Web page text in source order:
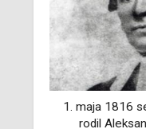
16. oktobra
Gustav Adolf